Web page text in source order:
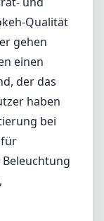
scharfe
Durch
wodurch sich
eignet. Die
Benutzer haben
Blenden
Beleuchtung
sein kann.
vielseitig,
Perspektive